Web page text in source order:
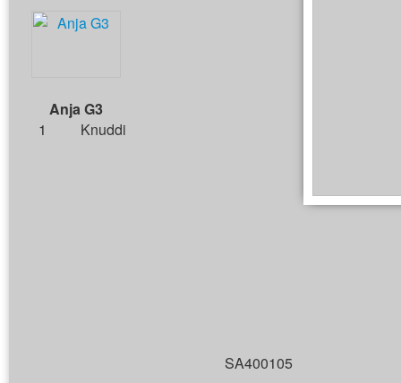
Anja G3
1
Knuddi
SA400105